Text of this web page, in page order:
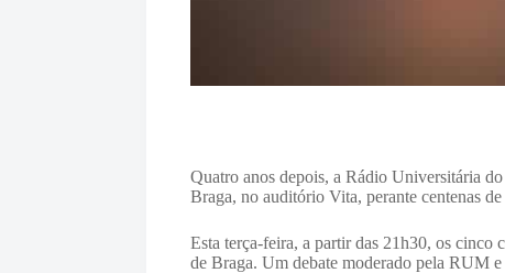
Quatro anos depois, a Rádio Universitária
Braga, no auditório Vita, perante centenas de
Esta terça-feira, a partir das 21h30, os cinco
de Braga. Um debate moderado pela RUM